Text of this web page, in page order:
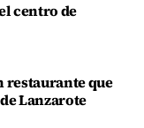
centro de
restaurante que
Lanzarote